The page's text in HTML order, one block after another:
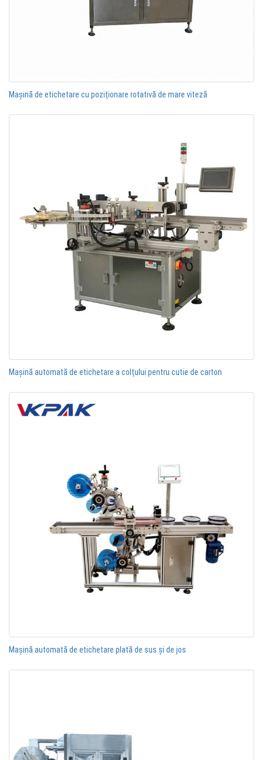
Mașină de etichetare cu poziționare rotativă de mare viteză
Mașină automată de etichetare a colțului pentru cutie de carton
Mașină automată de etichetare plată de sus și de jos